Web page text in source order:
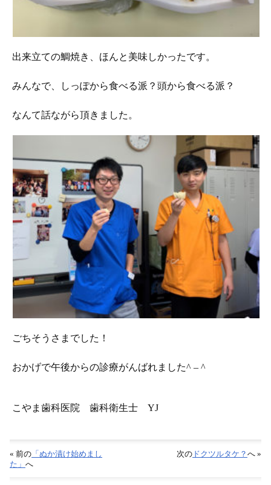
出来立ての鯛焼き、ほんと美味しかったです。
みんなで、しっぽから食べる派？頭から食べる派？
なんて話ながら頂きました。
ごちそうさまでした！
おかげで午後からの診療がんばれました^ – ^
こやま歯科医院 歯科衛生士 YJ
« 前の 「ぬか漬け始めまし
た」 へ
次の ドクツルタケ？ へ »